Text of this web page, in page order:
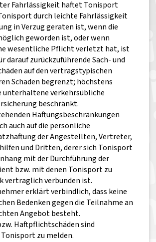
Fahrlässigkeit haftet Tonisport
durch leichte Fahrlässigkeit
in Verzug geraten ist, wenn die
geworden ist, oder wenn
wesentliche Pflicht verletzt hat, ist
darauf zurückzuführende Sach- und
auf den vertragstypischen
Schaden begrenzt; höchstens
unterhaltene verkehrsübliche
beschränkt.
Haftungsbeschränkungen
auch auf die persönliche
der Angestellten, Vertreter,
und Dritten, derer sich Tonisport
mit der Durchführung der
bzw. mit denen Tonisport zu
vertraglich verbunden ist.
erklärt verbindlich, dass keine
Bedenken gegen die Teilnahme an
Angebot besteht.
Haftpflichtschäden sind
zu melden.